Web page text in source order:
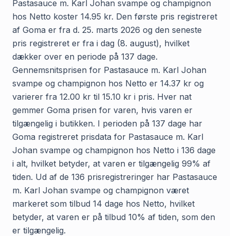
Pastasauce m. Karl Johan svampe og champignon
hos Netto koster 14.95 kr. Den første pris registreret
af Goma er fra d. 25. marts 2026 og den seneste
pris registreret er fra i dag (8. august), hvilket
dækker over en periode på 137 dage.
Gennemsnitsprisen for Pastasauce m. Karl Johan
svampe og champignon hos Netto er 14.37 kr og
varierer fra 12.00 kr til 15.10 kr i pris. Hver nat
gemmer Goma prisen for varen, hvis varen er
tilgængelig i butikken. I perioden på 137 dage har
Goma registreret prisdata for Pastasauce m. Karl
Johan svampe og champignon hos Netto i 136 dage
i alt, hvilket betyder, at varen er tilgængelig 99% af
tiden. Ud af de 136 prisregistreringer har Pastasauce
m. Karl Johan svampe og champignon været
markeret som tilbud 14 dage hos Netto, hvilket
betyder, at varen er på tilbud 10% af tiden, som den
er tilgængelig.